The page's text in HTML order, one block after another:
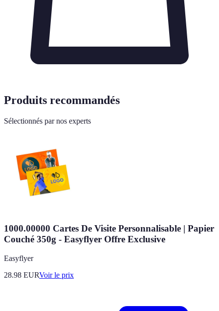
Produits recommandés
Sélectionnés par nos experts
1000.00000 Cartes De Visite Personnalisable | Papier
Couché 350g - Easyflyer Offre Exclusive
Easyflyer
28.98 EURVoir le prix